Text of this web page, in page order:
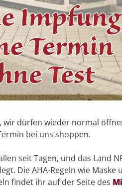
wir dürfen wieder normal
bei uns shoppen.
seit Tagen, und das Land
Die AHA-Regeln wie
findet ihr auf der Seite des